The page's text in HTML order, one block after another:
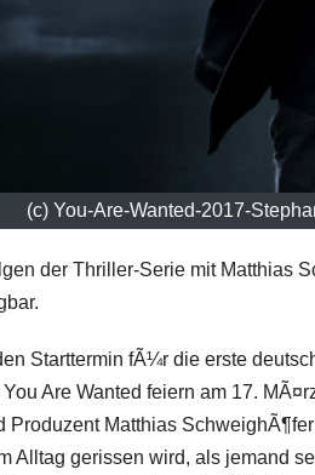
(c) You-Are-Wanted-2017-
der Thriller-Serie mit Matthias
Starttermin fÃ¼r die erste
You Are Wanted feiern am 17.
Produzent Matthias SchweighÃ¶fer
Alltag gerissen wird, als jemand